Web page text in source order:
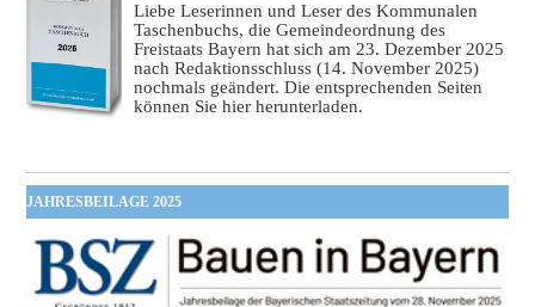
Liebe Leserinnen und Leser des Kommunalen
Taschenbuchs, die Gemeindeordnung des
Freistaats Bayern hat sich am 23. Dezember 2025
nach Redaktionsschluss (14. November 2025)
nochmals geändert. Die entsprechenden Seiten
können Sie hier herunterladen.
JAHRESBEILAGE 2025